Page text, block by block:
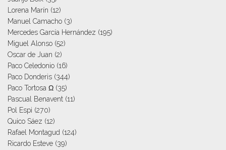
Lorena Marín (12)
Manuel Camacho (3)
Mercedes García Hernández (195)
Miguel Alonso (52)
Oscar de Juan (2)
Paco Celedonio (16)
Paco Donderis (344)
Paco Tortosa Ω (35)
Pascual Benavent (11)
Pol Espi (270)
Quico Sáez (12)
Rafael Montagud (124)
Ricardo Esteve (39)